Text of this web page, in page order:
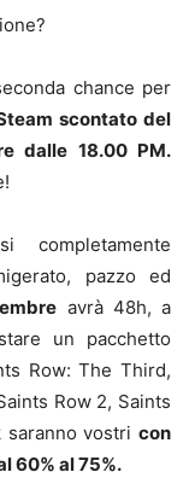
chance per
scontato del
dalle 18.00 PM.
pazzo ed
avrà 48h, a
un pacchetto
Row: The Third,
Row 2, Saints
saranno vostri con
60% al 75%.